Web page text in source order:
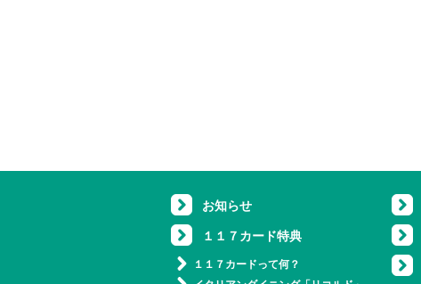
お知らせ
１１７カード特典
１１７カードって何？